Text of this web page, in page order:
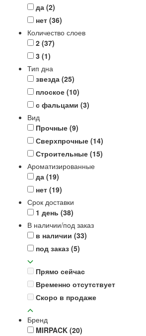
да (2)
нет (36)
Количество слоев
2 (37)
3 (1)
Тип дна
звезда (25)
плоское (10)
с фальцами (3)
Вид
Прочные (9)
Сверхпрочные (14)
Строительные (15)
Ароматизированные
да (19)
нет (19)
Срок доставки
1 день (38)
В наличии/под заказ
в наличии (33)
под заказ (5)
Прямо сейчас
Временно отсутствует
Скоро в продаже
Бренд
MIRPACK (20)